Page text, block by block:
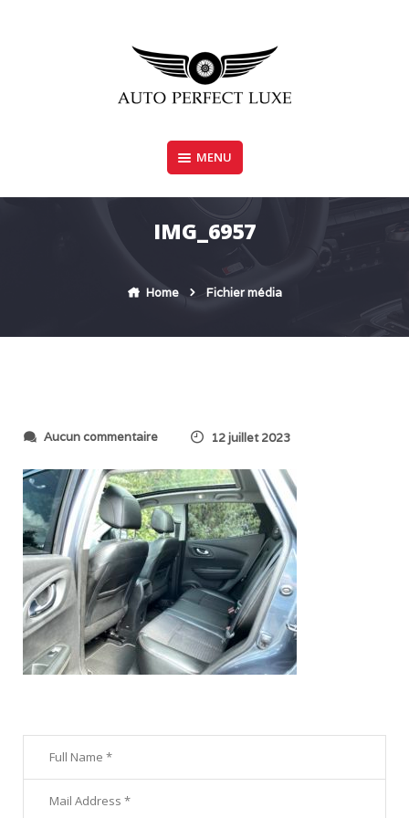
AUTO PERFECT LUXE
MENU
IMG_6957
Home Fichier média
Aucun commentaires
r
I
M
G
_
6
9
5
7
12 juillet 2023